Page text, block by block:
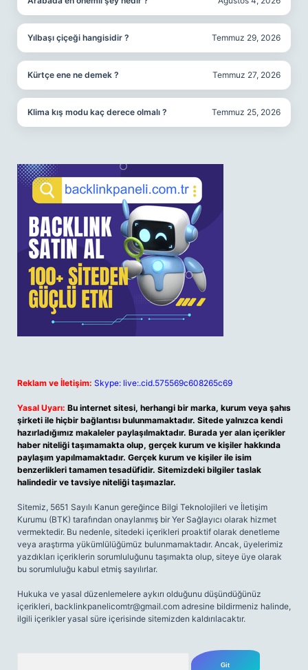
Yılbaşı çiçeği hangisidir ? Temmuz 29, 2026
Kürtçe ene ne demek ? Temmuz 27, 2026
Klima kış modu kaç derece olmalı ? Temmuz 25, 2026
Reklam ve İletişim: Skype: live:.cid.575569c608265c69
Yasal Uyarı: Bu internet sitesi, herhangi bir marka, kurum veya şahıs
şirketi ile hiçbir bağlantısı bulunmamaktadır. Sitede yalnızca kendi
hazırladığımız makaleler paylaşılmaktadır. Burada yer alan içerikler
haber niteliği taşımamakta olup, gerçek kurum ve kişiler hakkında
paylaşım yapılmamaktadır. Gerçek kurum ve kişiler ile isim
benzerlikleri tamamen tesadüfidir. Sitemizdeki bilgiler taslak
halindedir ve tavsiye niteliği taşımazlar.
Sitemiz, 5651 Sayılı Kanun gereğince Bilgi Teknolojileri ve İletişim
Kurumu (BTK) tarafından onaylanmış bir Yer Sağlayıcı olarak hizmet
vermektedir. Bu nedenle, sitedeki içerikleri proaktif olarak denetleme
veya araştırma yükümlülüğümüz bulunmamaktadır. Ancak, üyelerimiz
yazdıkları içeriklerin sorumluluğunu taşımakta olup, siteye üye olarak
bu sorumluluğu kabul etmiş sayılırlar.
Hukuka ve yasal düzenlemelere aykırı olduğunu düşündüğünüz
içerikleri, backlinkpanelicomtr@gmail.com adresine bildirmeniz halinde,
ilgili içerikler yasal süre içerisinde sitemizden kaldırılacaktır.